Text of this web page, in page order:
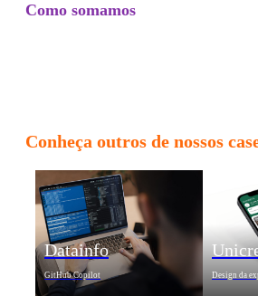
Como somamos
Conheça outros de nossos
Datainfo
GitHub Copilot Design da